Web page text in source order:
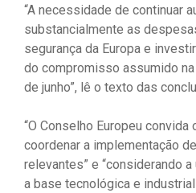
“A necessidade de continuar
substancialmente as
segurança da Europa e
do compromisso assumido
de junho”, lê o texto das
“O Conselho Europeu
coordenar a implementação
relevantes” e “considerando
a base tecnológica e